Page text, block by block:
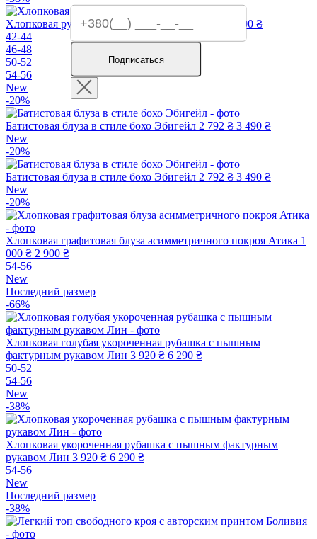
Хлопковая рубашка в полоску Амбер
4 900 ₴
42-44
46-48
50-52
54-56
New
-20%
Батистовая блуза в стиле бохо Эбигейл 2 792 ₴ 3 490 ₴
New
-20%
Батистовая блуза в стиле бохо Эбигейл 2 792 ₴ 3 490 ₴
New
-20%
Хлопковая графитовая блуза асимметричного покроя Атика 1
000 ₴ 2 900 ₴
54-56
New
Последний размер
-66%
Хлопковая голубая укороченная рубашка с пышным
фактурным рукавом Лин 3 920 ₴ 6 290 ₴
50-52
54-56
New
-38%
Хлопковая укороченная рубашка с пышным фактурным
рукавом Лин 3 920 ₴ 6 290 ₴
54-56
New
Последний размер
-38%
Подписаться